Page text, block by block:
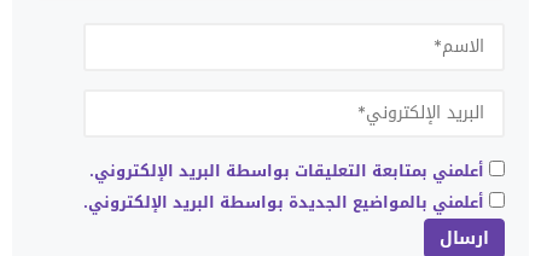
أعلمني بمتابعة التعليقات بواسطة البريد الإلكتروني.
أعلمني بالمواضيع الجديدة بواسطة البريد الإلكتروني.